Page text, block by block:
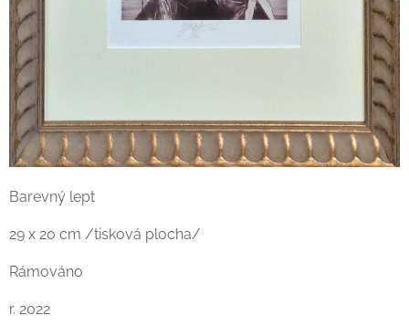
Barevný lept
29 x 20 cm /tisková plocha/
Rámováno
r. 2022